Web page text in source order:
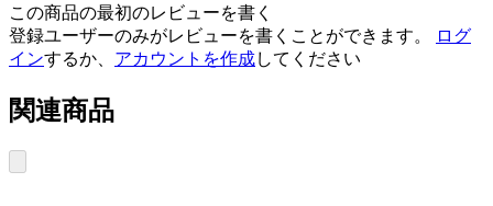
この商品の最初のレビューを書く
登録ユーザーのみがレビューを書くことができます。
ログ
インするか、 アカウントを作成してください
関連商品